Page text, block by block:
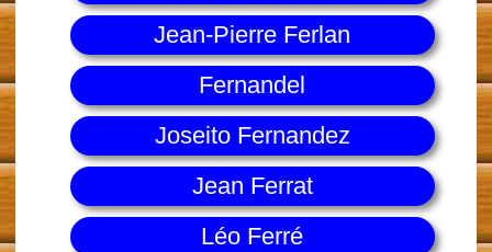
Jean-Pierre Ferlan
Fernandel
Joseito Fernandez
Jean Ferrat
Léo Ferré